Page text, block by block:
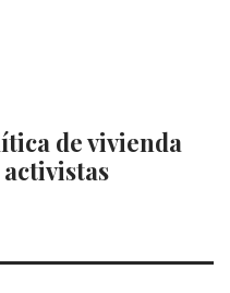
de vivienda